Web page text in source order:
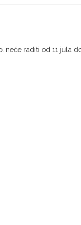
raditi od 11 jula